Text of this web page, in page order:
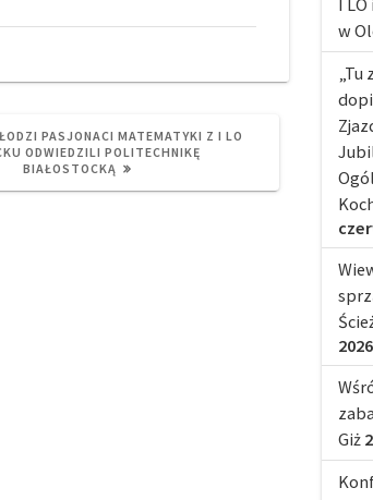
PASJONACI MATEMATYKI Z I LO
ODWIEDZILI POLITECHNIKĘ
BIAŁOSTOCKĄ
I
w
„Tu
2026
Giż